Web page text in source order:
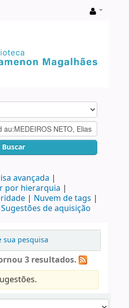
Buscar
avançada
por hierarquia
Nuvem de tags
Sugestões de aquisição
sua pesquisa
3 resultados.